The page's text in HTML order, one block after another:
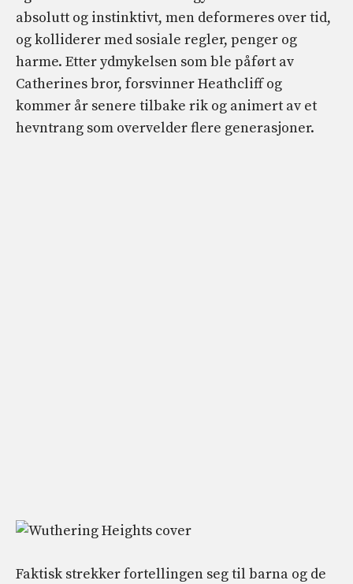
absolutt og instinktivt, men deformeres over tid,
og kolliderer med sosiale regler, penger og
harme. Etter ydmykelsen som ble påført av
Catherines bror, forsvinner Heathcliff og
kommer år senere tilbake rik og animert av et
hevntrang som overvelder flere generasjoner.
Faktisk strekker fortellingen seg til barna og de